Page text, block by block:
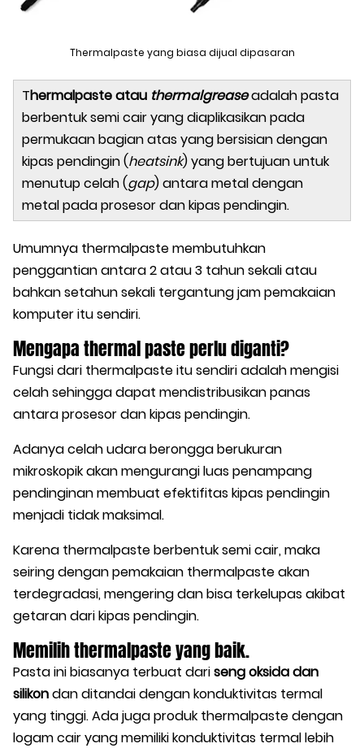
Thermalpaste yang biasa dijual dipasaran
Thermalpaste atau thermalgreaseadalah pasta
berbentuk semi cair yang diaplikasikan pada
permukaan bagian atas yang bersisian dengan
kipas pendingin (heatsink) yang bertujuan untuk
menutup celah (gap) antara metal dengan
metal pada prosesor dan kipas pendingin.
Umumnya thermalpaste membutuhkan
penggantian antara 2 atau 3 tahun sekali atau
bahkan setahun sekali tergantung jam pemakaian
komputer itu sendiri.
Mengapa thermal paste perlu diganti?
Fungsi dari thermalpaste itu sendiri adalah mengisi
celah sehingga dapat mendistribusikan panas
antara prosesor dan kipas pendingin.
Adanya celah udara berongga berukuran
mikroskopik akan mengurangi luas penampang
pendinginan membuat efektifitas kipas pendingin
menjadi tidak maksimal.
Karena thermalpaste berbentuk semi cair, maka
seiring dengan pemakaian thermalpaste akan
terdegradasi, mengering dan bisa terkelupas akibat
getaran dari kipas pendingin.
Memilih thermalpaste yang baik.
Pasta ini biasanya terbuat dariseng oksida dan
silikondan ditandai dengan konduktivitas termal
yang tinggi. Ada juga produk thermalpaste dengan
logam cair yang memiliki konduktivitas termal lebih